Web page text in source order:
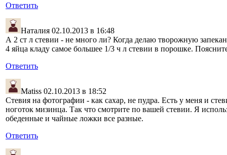
Ответить
Наталия 02.10.2013 в 16:48
А 2 ст л стевии - не много ли? Когда делаю творожную
4 яйца кладу самое большее 1/3 ч л стевии в порошке.
Ответить
Matiss 02.10.2013 в 18:52
Стевия на фотографии - как сахар, не пудра. Есть у меня и
ноготок мизинца. Так что смотрите по вашей стевии. Я
обеденные и чайные ложки все разные.
Ответить